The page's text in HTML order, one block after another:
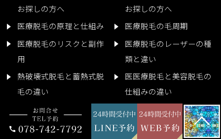
お探しの方へ
お探しの方へ
医療脱毛の原理と仕組み
医療脱毛の毛周期
医療脱毛のリスクと副作
用
医療脱毛のレーザーの種
類と違い
熱破壊式脱毛と蓄熱式脱
毛の違い
医医療脱毛と美容脱毛の
仕組みの違い
シミ取り治療
男性のシミ取りレーザー
治療